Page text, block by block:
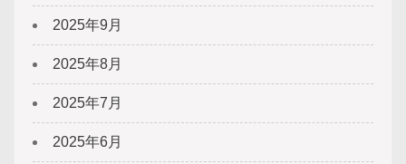
2025年9月
2025年8月
2025年7月
2025年6月